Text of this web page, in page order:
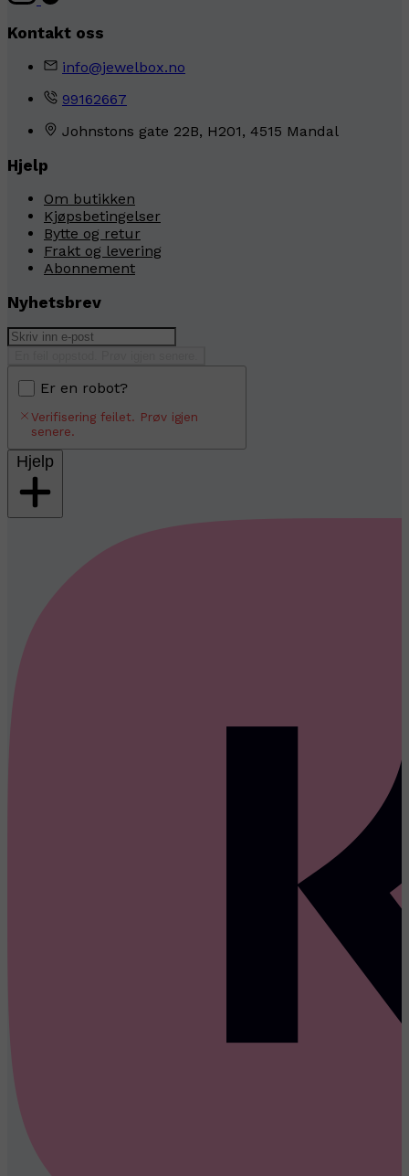
Kontakt oss
info@jewelbox.no
99162667
Johnstons gate 22B, H201, 4515 Mandal
Hjelp
Om butikken
Kjøpsbetingelser
Bytte og retur
Frakt og levering
Abonnement
Nyhetsbrev
Er en robot?
Verifisering feilet. Prøv igjen
senere.
Hjelp